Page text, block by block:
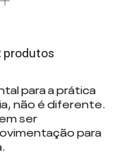
produtos
para a prática
não é diferente.
ser
para